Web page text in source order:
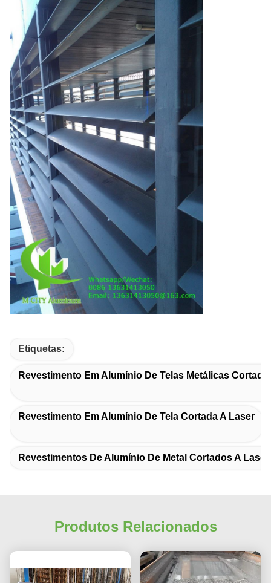
Etiquetas:
Revestimento Em Alumínio De Telas Metálicas
Revestimento Em Alumínio De Tela Cortada A Laser
Revestimentos De Alumínio De Metal Cortados A Laser
Produtos Relacionados